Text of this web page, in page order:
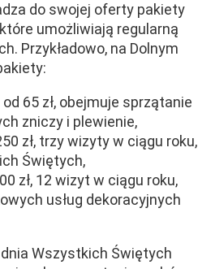
do swojej oferty pakiety
umożliwiają regularną
Przykładowo, na Dolnym
65 zł, obejmuje sprzątanie
zniczy i plewienie,
zł, trzy wizyty w ciągu roku,
Świętych,
zł, 12 wizyt w ciągu roku,
usług dekoracyjnych
Wszystkich Świętych